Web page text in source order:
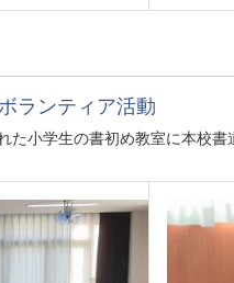
ランティア活動
小学生の書初め教室に本校